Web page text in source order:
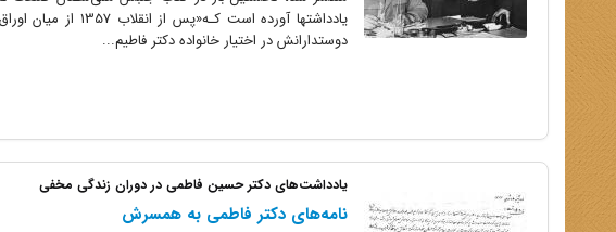
یادداشتها
دوستدارانش در اختیار‌ خانواده دکتر فاطیم...
یادداشت‌های دکتر حسین فاطمی در دوران زندگی مخفی
نامه‌های دکتر فاطمی به همسرش